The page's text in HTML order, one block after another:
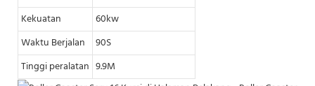
Kekuatan
60kw
Waktu Berjalan
90S
Tinggi peralatan 9.9M